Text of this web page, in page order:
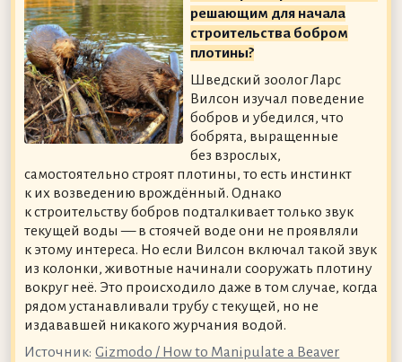
решающим для начала
строительства бобром
плотины?
Шведский зоолог Ларс
Вилсон изучал поведение
бобров и убедился, что
бобрята, выращенные
без взрослых,
самостоятельно строят плотины, то есть инстинкт
к их возведению врождённый. Однако
к строительству бобров подталкивает только звук
текущей воды — в стоячей воде они не проявляли
к этому интереса. Но если Вилсон включал такой звук
из колонки, животные начинали сооружать плотину
вокруг неё. Это происходило даже в том случае, когда
рядом устанавливали трубу с текущей, но не
издававшей никакого журчания водой.
Источник: Gizmodo / How to Manipulate a Beaver